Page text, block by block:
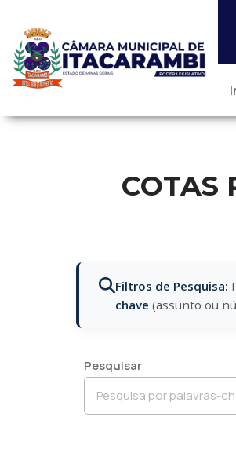
COTAS
Filtros de Pesquisa:
chave (assunto ou
Pesquisar